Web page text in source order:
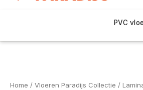
PVC
Home / Vloeren Paradijs Collectie /